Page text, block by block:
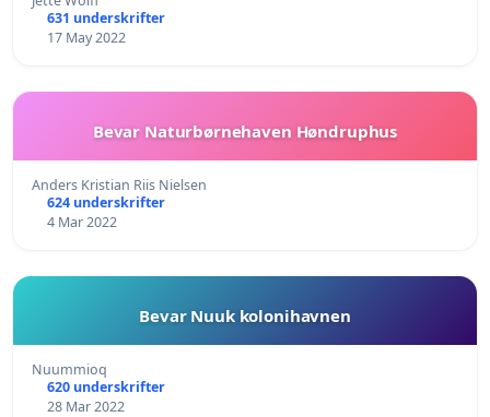
631 underskrifter
17 May 2022
Bevar Naturbørnehaven Høndruphus
Anders Kristian Riis Nielsen
624 underskrifter
4 Mar 2022
Bevar Nuuk kolonihavnen
Nuummioq
620 underskrifter
28 Mar 2022